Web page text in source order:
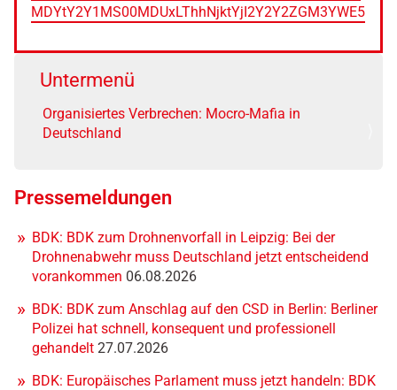
MDYtY2Y1MS00MDUxLThhNjktYjI2Y2Y2ZGM3YWE5
Untermenü
Organisiertes Verbrechen: Mocro-Mafia in
Deutschland
Pressemeldungen
BDK: BDK zum Drohnenvorfall in Leipzig: Bei der
Drohnenabwehr muss Deutschland jetzt entscheidend
vorankommen 06.08.2026
BDK: BDK zum Anschlag auf den CSD in Berlin: Berliner
Polizei hat schnell, konsequent und professionell
gehandelt 27.07.2026
BDK: Europäisches Parlament muss jetzt handeln: BDK